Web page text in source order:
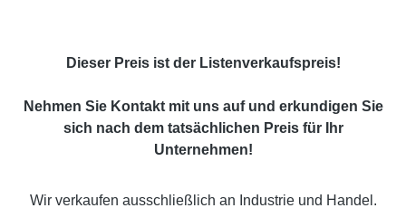
Dieser Preis ist der Listenverkaufspreis!
Nehmen Sie Kontakt mit uns auf und erkundigen Sie
sich nach dem tatsächlichen Preis für Ihr
Unternehmen!
Wir verkaufen ausschließlich an Industrie und Handel.